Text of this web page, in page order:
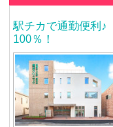
駅チカで通勤便利
100％！